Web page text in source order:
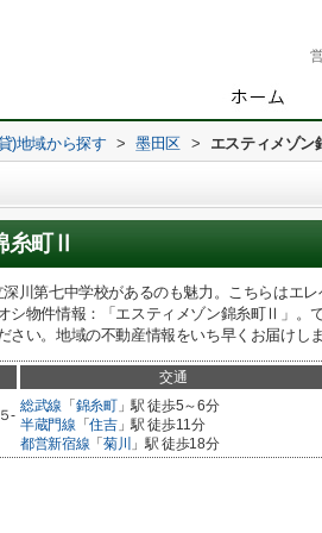
)地域から探す > 墨田区 > エスティメゾン
糸町Ⅱ
川第七中学校があるのも魅力。こちらはエ
シ物件情報：「エスティメゾン錦糸町Ⅱ」。
さい。地域の不動産情報をいち早くお届けしま
交通
-
総武線 「 錦糸町」駅 徒歩5～6分
半蔵門線 「住吉」駅 徒歩11分
都営新宿線 「 菊川 」駅 徒歩18分